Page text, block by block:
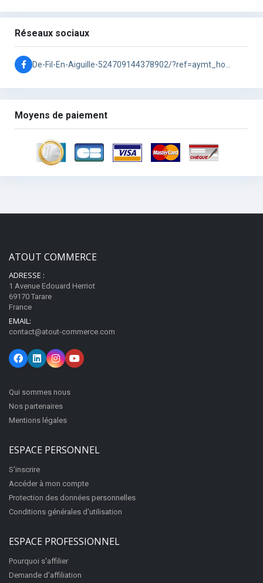
Réseaux sociaux
Moyens de paiement
ATOUT COMMERCE
ADRESSE :
1 Avenue Edouard Herriot
69170 Tarare
France
EMAIL:
contact@atout-commerce.com
Qui sommes nous
Nos partenaires
Mentions légales
ESPACE PERSONNEL
S'inscrire
Accéder à mon compte
Protection des données personnelles
Conditions générales d'utilisation
ESPACE PROFESSIONNEL
Pourquoi s'affilier
Demande d'affiliation